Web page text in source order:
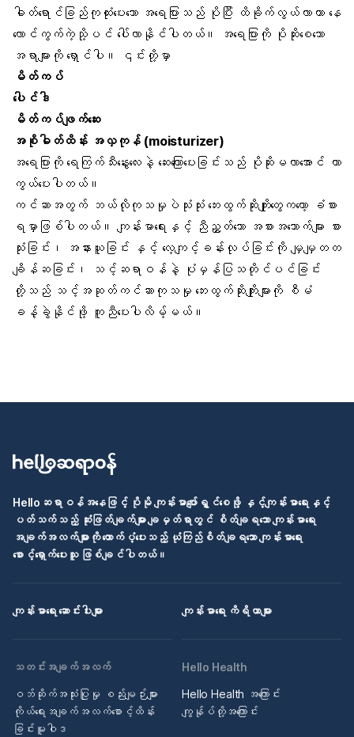
ဓါတ်ရောင်ခြည်ကုထုံးပေးသော အရေပြားသည် ပိုပြီး ထိခိုက်လွယ်လာကာ နေ
လောင်ကွက်ကဲ့သို့ပင် ပေါ်လာနိုင်ပါတယ်။ အရေပြားကို ပိုဆိုးစေသော
အရာများကို ရှောင်ပါ။ ၎င်းတို့မှာ
မိတ်ကပ်
ပေါင်ဒါ
မိတ်ကပ်ဖျက်ဆေး
အစိုဓါတ်ထိန်း အလှကုန် (moisturizer)
အရေပြားကို ရေကြက်သီးနွေးလေးနဲ့ ဆေးကြောပေးခြင်းသည် ပိုဆိုးမလာအောင် ကာ
ကွယ်ပေးပါတယ်။
ကင်ဆာအတွက် ဘယ်လိုကုသမှုပဲသုံးသုံး ဘေးထွက်ဆိုးကျိုးတွေကတော့ ခံစား
ရမှာဖြစ်ပါတယ်။ ကျန်းမာရေးနှင့် ညီညွှတ်သော အစားအသောက်များ စား
သုံးခြင်း၊ အနားယူခြင်း နှင့် လေ့ကျင့်ခန်းလုပ်ခြင်းကို မျှမျှတတ
ချိန်ဆခြင်း၊ သင့်ဆရာဝန်နဲ့ ပုံမှန်ပြသတိုင်ပင်ခြင်း
တို့သည် သင့်အဆုတ်ကင်ဆာကုသမှု ဘေးထွက်ဆိုးကျိုးများကို စီမံ
ခန့်ခွဲနိုင်ဖို့ ကူညီပေးပါလိမ့်မယ်။
Helloဆရာဝန်အနေဖြင့် ပိုမို ကျန်းမာပျော်ရွှင်စေဖို့ နှင့်ကျန်းမာရေးနှင့်
ပတ်သက်သည့် ဆုံးဖြတ်ချက်များ ချမှတ်ရာတွင် စိတ်ချရသော ကျန်းမာရေး
အချက်အလက်များကို ထောက်ပံ့ပေးသည့် ယုံကြည်စိတ်ချရသော ကျန်းမာရေး
စောင့်ရှောက်ပေးသူ ဖြစ်ချင်ပါတယ်။
ကျန်းမာရေး ဆောင်းပါးများ ကျန်းမာရေး ကိရိယာများ
သတင်းအချက်အလက်
ဝဘ်ဆိုက်အသုံးပြုမှု စည်းမျဉ်းများ
ကိုယ်ရေးအချက်အလက်စောင့်ထိန်း
ခြင်းမူဝါဒ
Hello Health
Hello Health အကြောင်း
ကျွန်ုပ်တို့အကြောင်း